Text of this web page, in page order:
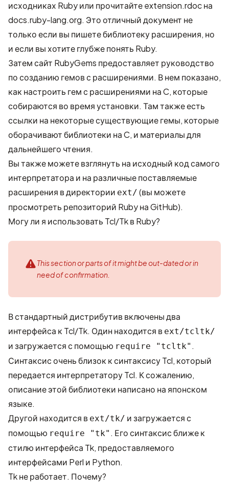
исходниках Ruby или прочитайтеextension.rdoc на
docs.ruby-lang.org. Это отличный документ не
только если вы пишете библиотеку расширения, но
и если вы хотите глубже понять Ruby.
Затем сайт RubyGems предоставляет руководство
по созданию гемов с расширениями. В нем показано,
как настроить гем с расширениями на C, которые
собираются во время установки. Там также есть
ссылки на некоторые существующие гемы, которые
оборачивают библиотеки на C, и материалы для
дальнейшего чтения.
Вы также можете взглянуть на исходный код самого
интерпретатора и на различные поставляемые
расширения в директории ext/ (вы можете
просмотреть репозиторий Ruby на GitHub).
Могу ли я использовать Tcl/Tk в Ruby?
This section or parts of it might be out-dated or in
need of confirmation.
В стандартный дистрибутив включены два
интерфейса к Tcl/Tk. Один находится в ext/tcltk/
и загружается с помощью require "tcltk" .
Синтаксис очень близок к синтаксису Tcl, который
передается интерпретатору Tcl. К сожалению,
описание этой библиотеки написано на японском
языке.
Другой находится в ext/tk/ и загружается с
помощью require "tk" . Его синтаксис ближе к
стилю интерфейса Tk, предоставляемого
интерфейсами Perl и Python.
Tk не работает. Почему?